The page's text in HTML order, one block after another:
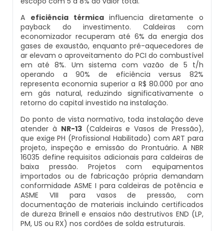
Caldeiraria De Fabricação E Montagem
Industrial
Caldeiraria E Montagem Industrial
Caldeiraria Industrial
Caldeiras De Recuperação De Calor Sensivel
Caldeiras E Aquecedores
Caldeiras E Vasos De Pressão
Comprar Caldeira
Inspeção De Segurança De Caldeiras
Inspeção De Segurança Em Caldeiras
Inspeção De Segurança Em Caldeiras E Vasos
De Pressão
Inspeção De Segurança Em Vasos De Pressão
Inspeção Dimensional De Caldeiraria
Inspeção Dimensional De Caldeiraria E
Tubulação
Inspeção Em Caldeiras
Inspeção Em Caldeiras Aquatubulares
Manutenção De Caldeiras Industriais
Manutenção Em Caldeiras De Alta Pressão
Manutenção Preventiva Caldeiras
Montagem Caldeiras
Montagem De Caldeiras
Montagem De Caldeiras A Vapor
Montagem De Caldeiras Preço
Montagem De Caldeiras A Gás
Montagem De Caldeiras A Lenha
Caldeira Geradora De Vapor A Lenha
Caldeira Locomotiva A Vapor
Caldeira Usada A Venda
Caldeira Vapor A Lenha
Compra E Venda De Caldeiras Usadas
Comprar Caldeira A Vapor
Comprar Caldeira De Vapor
Distribuidor De Caldeira A Vapor
Cotação De Caldeira A Gás
Distribuidor De Caldeira A Gás
Empresa De Caldeira A Gás
Empresa De Manutenção De Caldeira A Gás
Fornecedor De Caldeira A Gás
Manutenção De Caldeira A Gás
Onde Comprar Caldeira A Gás
Peças Para Caldeira A Gás
A eficiência térmicainfluencia diretamente o
payback do investimento. Caldeiras com
economizador recuperam até 6% da energia dos
gases de exaustão, enquanto pré-aquecedores de
ar elevam o aproveitamento do PCI do combustível
em até 8%. Um sistema com vazão de 5 t/h
operando a 90% de eficiência versus 82%
representa economia superior a R$ 80.000 por ano
em gás natural, reduzindo significativamente o
retorno do capital investido na instalação.
Do ponto de vista normativo, toda instalação deve
atender à NR-13(Caldeiras e Vasos de Pressão),
que exige PH (Profissional Habilitado) com ART para
projeto, inspeção e emissão do Prontuário. A NBR
16035 define requisitos adicionais para caldeiras de
baixa pressão. Projetos com equipamentos
importados ou de fabricação própria demandam
conformidade ASME I para caldeiras de potência e
ASME VIII para vasos de pressão, com
documentação de materiais incluindo certificados
de dureza Brinell e ensaios não destrutivos END (LP,
PM, US ou RX) nos cordões de solda estruturais.